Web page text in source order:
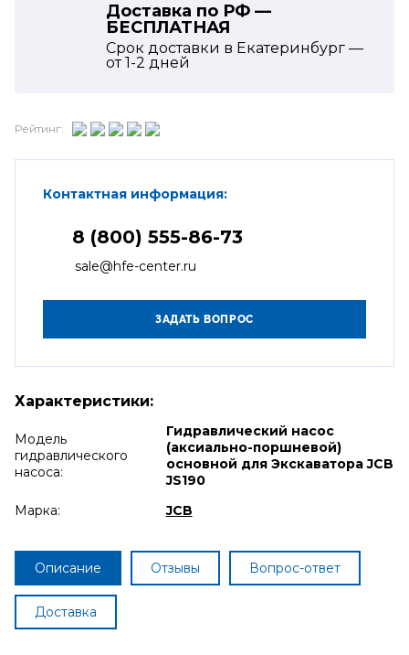
Доставка по РФ —
БЕСПЛАТНАЯ
Срок доставки в Екатеринбург —
от1-2 дней
Рейтинг:
Контактная информация:
8 (800) 555-86-73
sale@hfe-center.ru
Характеристики:
Модель
гидравлического
насоса:
Гидравлический насос
(аксиально-поршневой)
основной для Экскаватора JCB
JS190
Марка:
JCB
Описание Отзывы Вопрос-ответ
Доставка